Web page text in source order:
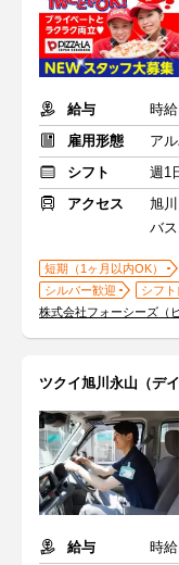
給与
時
雇用形態
ア
シフト
週1
アクセス
旭
バ
短期（1ヶ月以内OK）
シルバー歓迎
シフ
株式会社フォーシーズ（
ツクイ旭川永山（デイ
給与
時